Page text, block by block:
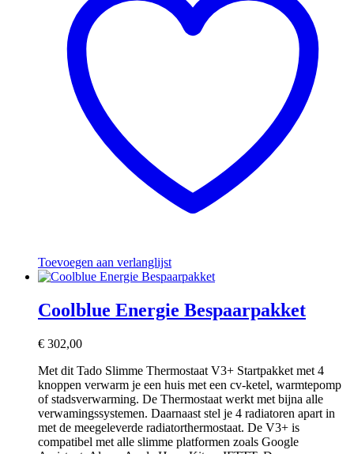
Toevoegen aan verlanglijst
Coolblue Energie Bespaarpakket
€ 302,00
Met dit Tado Slimme Thermostaat V3+ Startpakket met 4
knoppen verwarm je een huis met een cv-ketel, warmtepomp
of stadsverwarming. De Thermostaat werkt met bijna alle
verwamingssystemen. Daarnaast stel je 4 radiatoren apart in
met de meegeleverde radiatorthermostaat. De V3+ is
compatibel met alle slimme platformen zoals Google